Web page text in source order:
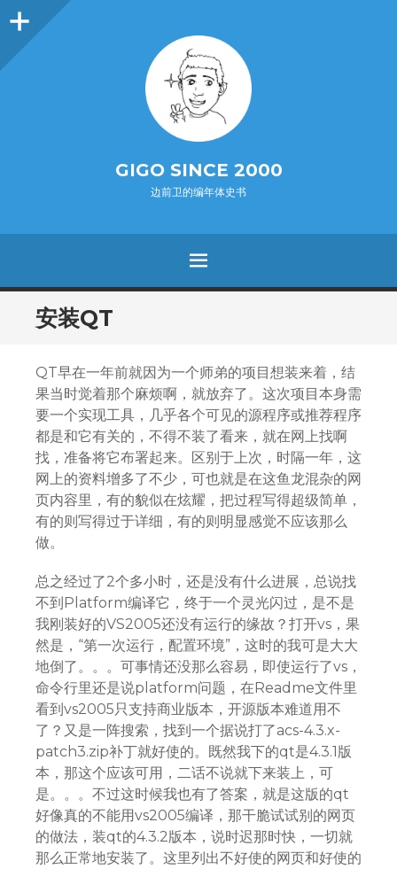
O
p
e
n
i
d
e
b
a
GIGO SINCE 2000
边前卫的编年体史书
MENU
SKIP
TO
安装QT
QT早在一年前就因为一个师弟的项目想装来着，结
果当时觉着那个麻烦啊，就放弃了。这次项目本身需
要一个实现工具，几乎各个可见的源程序或推荐程序
都是和它有关的，不得不装了看来，就在网上找啊
找，准备将它布署起来。区别于上次，时隔一年，这
网上的资料增多了不少，可也就是在这鱼龙混杂的网
页内容里，有的貌似在炫耀，把过程写得超级简单，
有的则写得过于详细，有的则明显感觉不应该那么
做。
总之经过了2个多小时，还是没有什么进展，总说找
不到Platform编译它，终于一个灵光闪过，是不是
我刚装好的VS2005还没有运行的缘故？打开vs，果
然是，“第一次运行，配置环境”，这时的我可是大大
地倒了。。。可事情还没那么容易，即使运行了vs，
命令行里还是说platform问题，在Readme文件里
看到vs2005只支持商业版本，开源版本难道用不
了？又是一阵搜索，找到一个据说打了acs-4.3.x-
patch3.zip补丁就好使的。既然我下的qt是4.3.1版
本，那这个应该可用，二话不说就下来装上，可
是。。。不过这时候我也有了答案，就是这版的qt
好像真的不能用vs2005编译，那干脆试试别的网页
的做法，装qt的4.3.2版本，说时迟那时快，一切就
那么正常地安装了。这里列出不好使的网页和好使的